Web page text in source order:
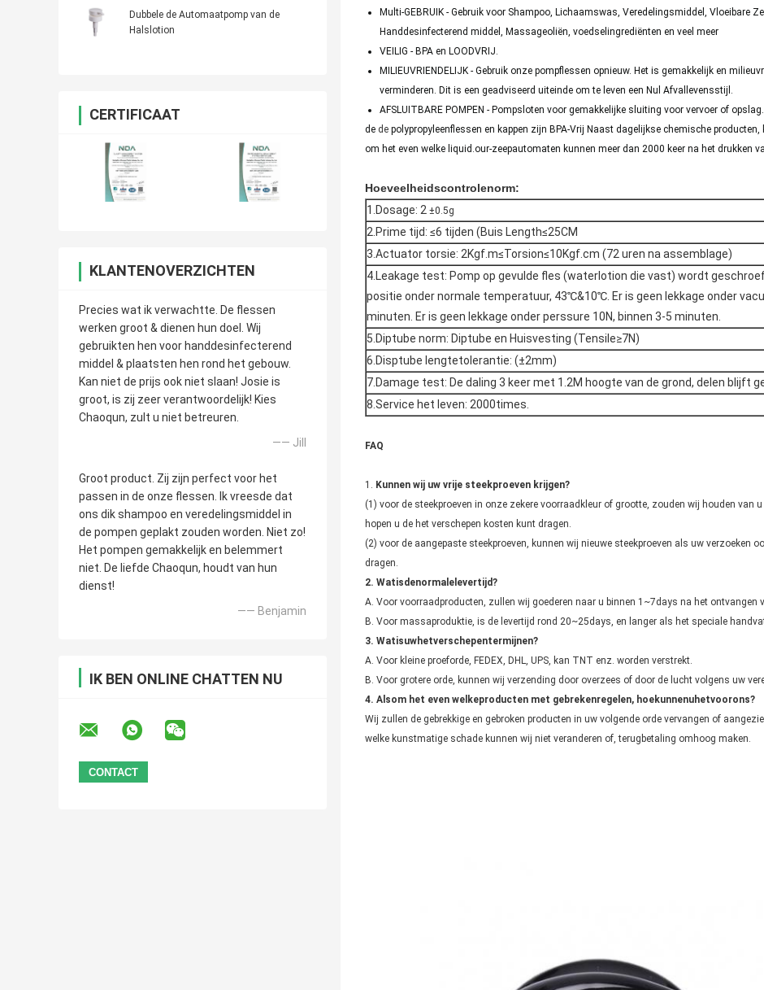
Dubbele de Automaatpomp van de
Halslotion
CERTIFICAAT
KLANTENOVERZICHTEN
Precies wat ik verwachtte. De flessen
werken groot & dienen hun doel. Wij
gebruikten hen voor handdesinfecterend
middel & plaatsten hen rond het gebouw.
Kan niet de prijs ook niet slaan! Josie is
groot, is zij zeer verantwoordelijk! Kies
Chaoqun, zult u niet betreuren.
—— Jill
Groot product. Zij zijn perfect voor het
passen in de onze flessen. Ik vreesde dat
ons dik shampoo en veredelingsmiddel in
de pompen geplakt zouden worden. Niet zo!
Het pompen gemakkelijk en belemmert
niet. De liefde Chaoqun, houdt van hun
dienst!
—— Benjamin
IK BEN ONLINE CHATTEN NU
Multi-GEBRUIK - Gebruik voor Shampoo, Lichaamswas, Veredelingsmiddel, Vloeibare
Handdesinfecterend middel, Massageoliën, voedselingrediënten en veel meer
VEILIG - BPA en LOODVRIJ.
MILIEUVRIENDELIJK - Gebruik onze pompflessen opnieuw. Het is gemakkelijk en
verminderen. Dit is een geadviseerd uiteinde om te leven een Nul Afvallevensstijl.
AFSLUITBARE POMPEN - Pompsloten voor gemakkelijke sluiting voor vervoer of opslag.
de de polypropyleenflessen en kappen zijn BPA-Vrij Naast dagelijkse chemische
om het even welke liquid.our-zeepautomaten kunnen meer dan 2000 keer na het drukken
Hoeveelheidscontrolenorm:
1.Dosage: 2 ±0.5g
2.Prime tijd: ≤6 tijden (Buis Length≤25CM
3.Actuator torsie: 2Kgf.m≤Torsion≤10Kgf.cm (72 uren na assemblage)
4.Leakage test: Pomp op gevulde fles (waterlotion die vast) wordt
positie onder normale temperatuur, 43℃&10℃. Er is geen lekkage onder
minuten. Er is geen lekkage onder perssure 10N, binnen 3-5 minuten.
5.Diptube norm: Diptube en Huisvesting (Tensile≥7N)
6.Disptube lengtetolerantie: (±2mm)
7.Damage test: De daling 3 keer met 1.2M hoogte van de grond, delen blijft
8.Service het leven: 2000times.
FAQ
1. Kunnen wij uw vrije steekproeven krijgen?
(1) voor de steekproeven in onze zekere voorraadkleur of grootte, zouden wij houden van
hopen u de het verschepen kosten kunt dragen.
(2) voor de aangepaste steekproeven, kunnen wij nieuwe steekproeven als uw verzoeken
dragen.
2. Watisdenormalelevertijd?
A. Voor voorraadproducten, zullen wij goederen naar u binnen 1~7days na het ontvangen
B. Voor massaproduktie, is de levertijd rond 20~25days, en langer als het speciale
3. Watisuwhetverschepentermijnen?
A. Voor kleine proeforde, FEDEX, DHL, UPS, kan TNT enz. worden verstrekt.
B. Voor grotere orde, kunnen wij verzending door overzees of door de lucht volgens uw
4. Alsom het even welkeproducten met gebrekenregelen, hoekunnenuhetvoorons?
Wij zullen de gebrekkige en gebroken producten in uw volgende orde vervangen of
welke kunstmatige schade kunnen wij niet veranderen of, terugbetaling omhoog maken.